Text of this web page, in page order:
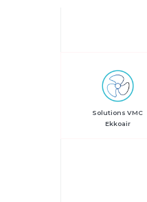
Solutions VMC
Ekkoair